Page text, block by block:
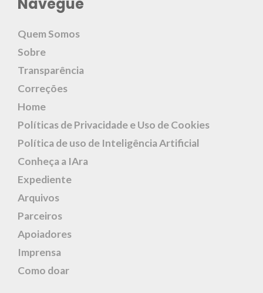
Navegue
Quem Somos
Sobre
Transparência
Correções
Home
Políticas de Privacidade e Uso de Cookies
Política de uso de Inteligência Artificial
Conheça a IAra
Expediente
Arquivos
Parceiros
Apoiadores
Imprensa
Como doar